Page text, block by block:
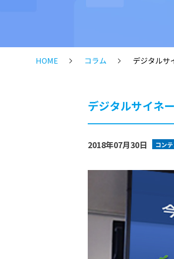
HOME コラム デジタルサ
デジタルサイネ
2018年07月30日 コン